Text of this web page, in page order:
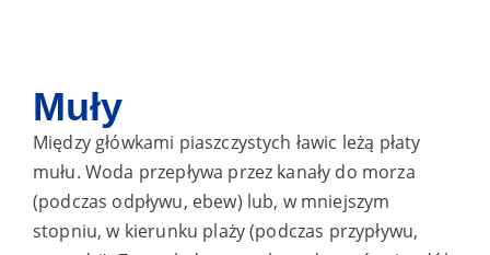
Muły
Między główkami piaszczystych ławic leżą płaty
mułu. Woda przepływa przez kanały do morza
(podczas odpływu, ebew) lub, w mniejszym
stopniu, w kierunku plaży (podczas przypływu,